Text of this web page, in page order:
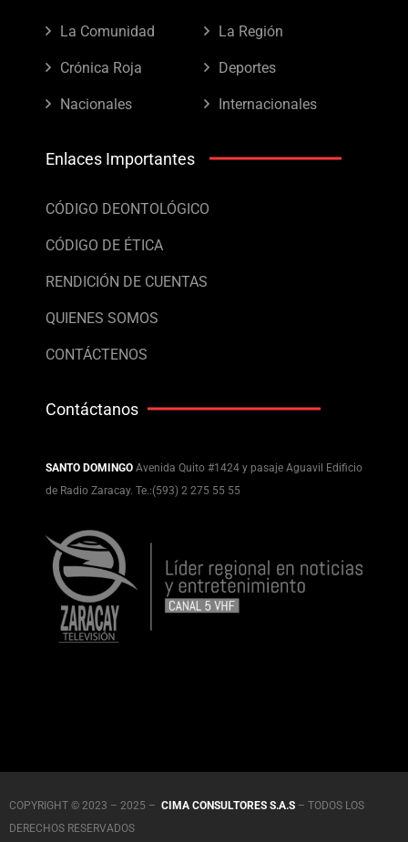
La Comunidad La Región
Crónica Roja Deportes
Nacionales Internacionales
Enlaces Importantes
CÓDIGO DEONTOLÓGICO
CÓDIGO DE ÉTICA
RENDICIÓN DE CUENTAS
QUIENES SOMOS
CONTÁCTENOS
Contáctanos
SANTO DOMINGO Avenida Quito #1424 y pasaje Aguavil Edificio
de Radio Zaracay. Te.:(593) 2 275 55 55
COPYRIGHT © 2023 – 2025 – CIMA CONSULTORES S.A.S – TODOS LOS
DERECHOS RESERVADOS